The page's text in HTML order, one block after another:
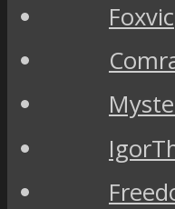
Foxvic